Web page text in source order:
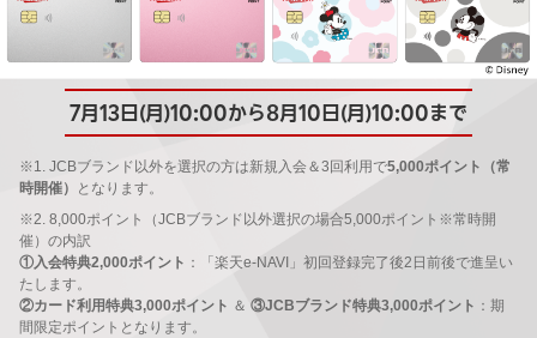
7月13日(月)10:00から8月10日(月)10:00まで
※1. JCBブランド以外を選択の方は新規入会＆3回利用で5,000ポイント（常
時開催）
となります。
※2. 8,000ポイント（JCBブランド以外選択の場合5,000ポイント※常時開
催）の内訳
①入会特典2,000ポイント ：「楽天e-NAVI」初回登録完了後2日前後で進呈い
たします。
②カード利用特典3,000ポイント ＆ ③JCBブランド特典3,000ポイント ：期
間限定ポイントとなります。